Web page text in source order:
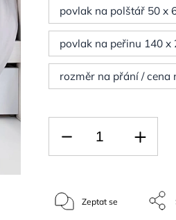
povlak na polštář 50 x
povlak na peřinu 140 x
rozměr na přání /
Zeptat se